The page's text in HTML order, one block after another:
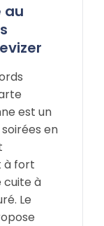
au
est un
en
à fort
cuite à
Le